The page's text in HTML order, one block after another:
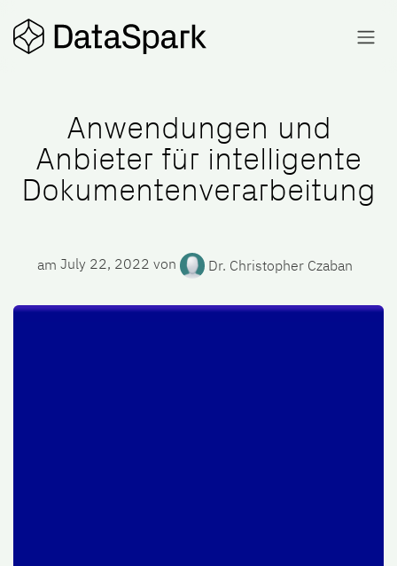
Anwendungen und
Anbieter für intelligente
Dokumentenverarbeitung
am July 22, 2022 von Dr. Christopher Czaban